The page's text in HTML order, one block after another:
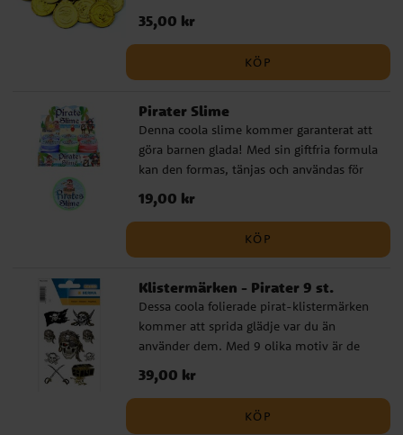
Pris:35,00 kr
35,00 kr
KÖP
Pirater Slime
Denna coola slime kommer garanterat att
göra barnen glada! Med sin giftfria formula
kan den formas, tänjas och användas för
att minska stress. Och med sin lilla storlek
på 7 x 2 cm är den perfekt att lägga i
kalaspåsen och sedan ge till kompisarna.
Men det är inte allt! Denna slime kommer
piratmotiv på toppen som gör den extra
speciell. Så om du vill ge dina barn en
rolig och minnesvärd upplevelse på deras
kalas så är denna slime det perfekta valet.
Förpackningen innehåller 40 gram slime
och säljs osorterade och styckvis. Så varför
inte köpa flera och se vilka coola
Pris:19,00 kr
19,00 kr
KÖP
Klistermärken - Pirater 9 st.
Dessa coola folierade pirat-klistermärken
kommer att sprida glädje var du än
använder dem. Med 9 olika motiv är de
perfekta för att dekorera
anteckningsböcker, brev, inbjudningar eller
gåva. Dessa klistermärken är en rolig och
Pris:39,00 kr
39,00 kr
KÖP